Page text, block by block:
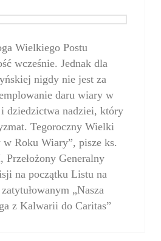
Wielkiego Postu
wcześnie. Jednak dla
nigdy nie jest za
daru wiary w
i dziedzictwa nadziei, który
Tegoroczny Wielki
w Roku Wiary”, pisze ks.
Generalny
na początku Listu na
„Nasza
z Kalwarii do Caritas”